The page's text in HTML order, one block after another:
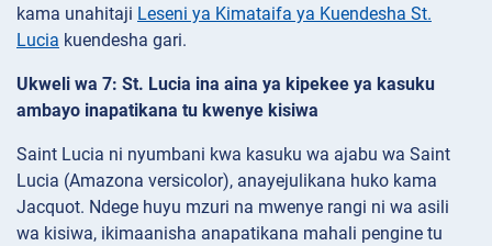
kama unahitaji Leseni ya Kimataifa ya Kuendesha St.
Lucia kuendesha gari.
Ukweli wa 7: St. Lucia ina aina ya kipekee ya kasuku
ambayo inapatikana tu kwenye kisiwa
Saint Lucia ni nyumbani kwa kasuku wa ajabu wa Saint
Lucia (Amazona versicolor), anayejulikana huko kama
Jacquot. Ndege huyu mzuri na mwenye rangi ni wa asili
wa kisiwa, ikimaanisha anapatikana mahali pengine tu